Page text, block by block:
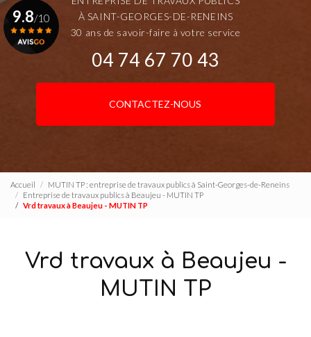
À SAINT-GEORGES-DE-RENEINS
30 ans de savoir-faire à votre service
04 74 67 70 43
CONTACTEZ-NOUS
9.8/10
Accueil
MUTIN TP : entreprise de travaux publics à Saint-Georges-de-Reneins
Entreprise de travaux publics à Beaujeu - MUTIN TP
Vrd travaux à Beaujeu - MUTIN TP
Vrd travaux à Beaujeu -
MUTIN TP